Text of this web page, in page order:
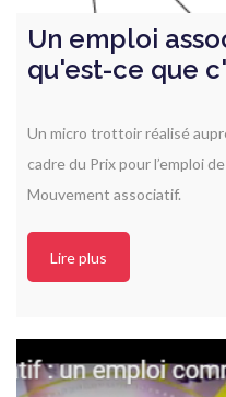
Un emploi
qu'est-ce que
Un micro trottoir réalisé
cadre du Prix pour l’emploi
Mouvement associatif.
Lire plus